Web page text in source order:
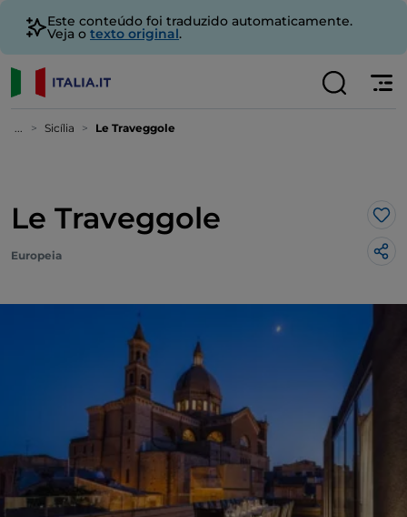
Este conteúdo foi traduzido automaticamente.
Veja o texto original.
... Sicília Le Traveggole
Le Traveggole
Europeia